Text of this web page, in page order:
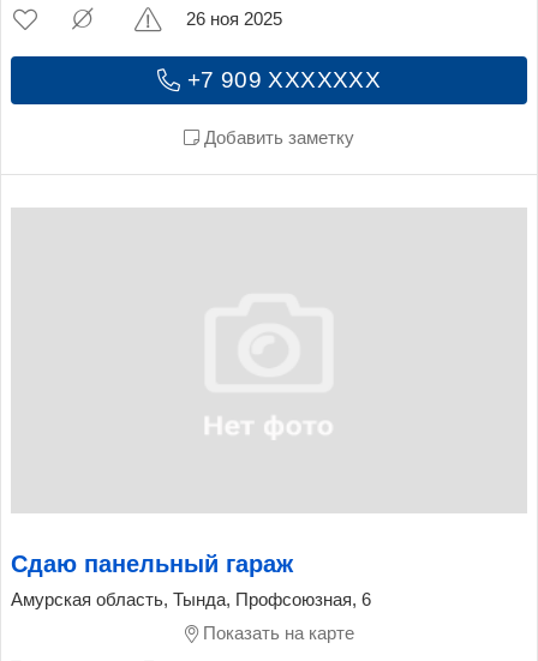
+7 909 XXXXXXX
Добавить заметку
26 ноя 2025
Сдаю панельный гараж
Амурская область, Тында, Профсоюзная, 6
Показать на карте